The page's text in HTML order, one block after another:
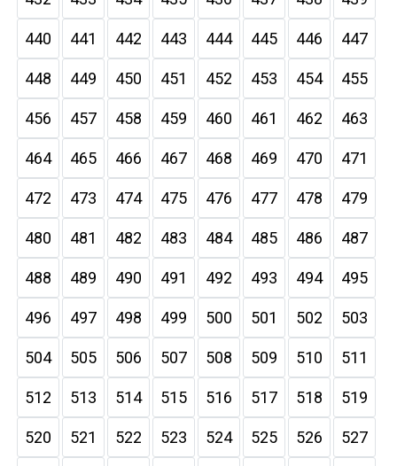
440 441 442 443 444 445 446 447
448 449 450 451 452 453 454 455
456 457 458 459 460 461 462 463
464 465 466 467 468 469 470 471
472 473 474 475 476 477 478 479
480 481 482 483 484 485 486 487
488 489 490 491 492 493 494 495
496 497 498 499 500 501 502 503
504 505 506 507 508 509 510 511
512 513 514 515 516 517 518 519
520 521 522 523 524 525 526 527